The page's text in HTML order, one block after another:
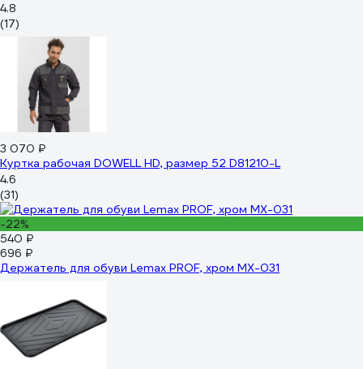
4.8
(17)
3 070 ₽
Куртка рабочая DOWELL HD, размер 52 D81210-L
4.6
(31)
-22%
540 ₽
696 ₽
Держатель для обуви Lemax PROF, хром MX-031